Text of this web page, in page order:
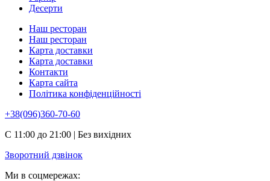
Десерти
Наш ресторан
Наш ресторан
Карта доставки
Карта доставки
Контакти
Карта сайта
Політика конфіденційності
+38(096)360-70-60
С 11:00 до 21:00 | Без вихідних
Зворотний дзвінок
Ми в соцмережах: